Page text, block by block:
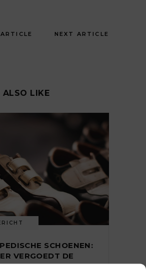
NEXT ARTICLE
ALSO LIKE
SCHOENEN:
VERGOEDT DE
ZE?